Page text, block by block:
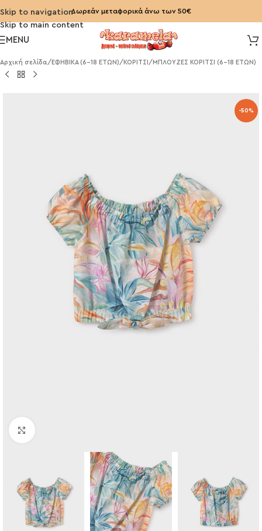
Skip to navigation
Skip to main content
Δωρεάν μεταφορικά άνω των 50€
MENU
Αρχική σελίδα/ ΕΦΗΒΙΚΑ (6-18 ΕΤΩΝ)/ ΚΟΡΙΤΣΙ /ΜΠΛΟΥΖΕΣ ΚΟΡΙΤΣΙ (6-18 ΕΤΩΝ)
-50%